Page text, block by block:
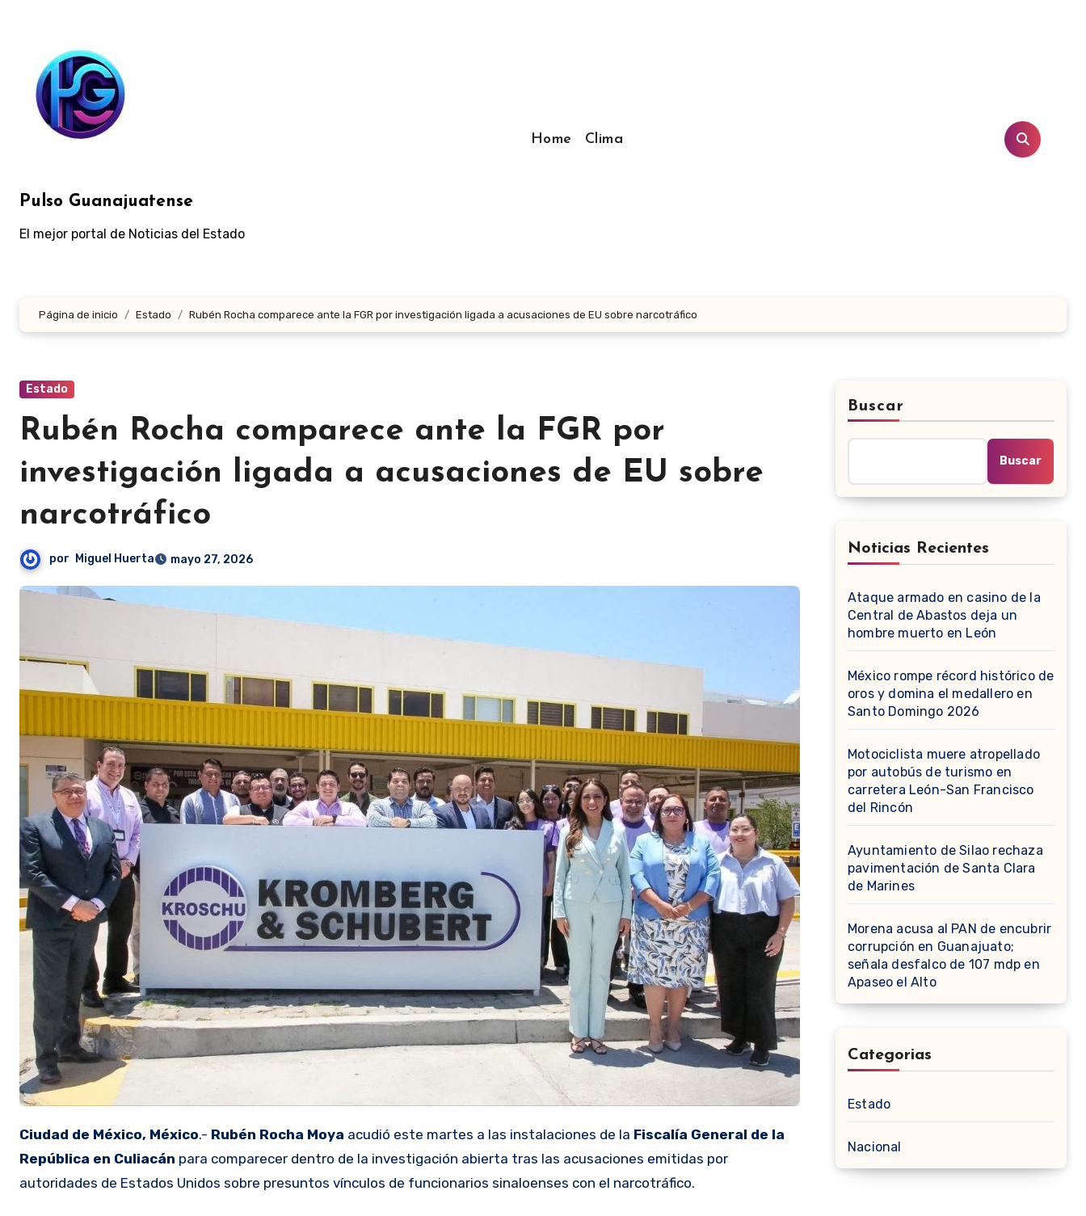
contenido
Pulso Guanajuatense
El mejor portal de Noticias del Estado
Home Clima
Página de inicio Estado Rubén Rocha comparece ante la FGR por investigación ligada a acusaciones de EU sobre narcotráfico
Estado
Rubén Rocha comparece ante la FGR por
investigación ligada a acusaciones de EU sobre
narcotráfico
por Miguel Huerta mayo 27, 2026
Ciudad de México, México.- Rubén Rocha Moya acudió este martes a las instalaciones de la Fiscalía General de la
República en Culiacán para comparecer dentro de la investigación abierta tras las acusaciones emitidas por
autoridades de Estados Unidos sobre presuntos vínculos de funcionarios sinaloenses con el narcotráfico.
Buscar
Buscar
Noticias Recientes
Ataque armado en casino de la
Central de Abastos deja un
hombre muerto en León
México rompe récord histórico de
oros y domina el medallero en
Santo Domingo 2026
Motociclista muere atropellado
por autobús de turismo en
carretera León-San Francisco
del Rincón
Ayuntamiento de Silao rechaza
pavimentación de Santa Clara
de Marines
Morena acusa al PAN de encubrir
corrupción en Guanajuato;
señala desfalco de 107 mdp en
Apaseo el Alto
Categorias
Estado
Nacional